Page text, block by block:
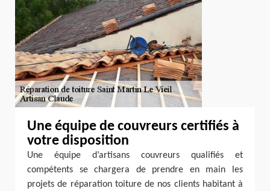
Une équipe de couvreurs certifiés à
votre disposition
Une équipe d’artisans couvreurs qualifiés et
compétents se chargera de prendre en main les
projets de réparation toiture de nos clients habitant à